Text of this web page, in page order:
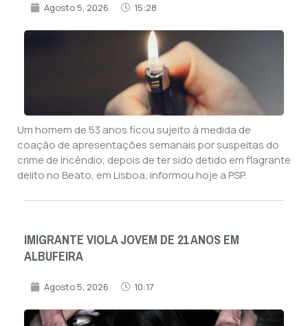
Agosto 5, 2026 15:28
Um homem de 53 anos ficou sujeito à medida de
coação de apresentações semanais por suspeitas do
crime de incêndio, depois de ter sido detido em flagrante
delito no Beato, em Lisboa, informou hoje a PSP.
IMIGRANTE VIOLA JOVEM DE 21 ANOS EM
ALBUFEIRA
Agosto 5, 2026 10:17